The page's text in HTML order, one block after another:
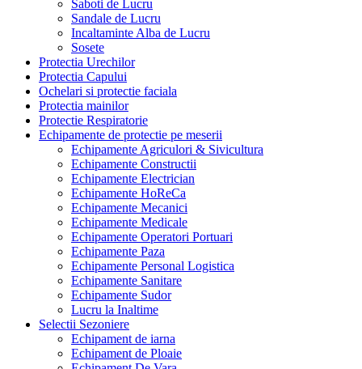
Saboti de Lucru
Sandale de Lucru
Incaltaminte Alba de Lucru
Sosete
Protectia Urechilor
Protectia Capului
Ochelari si protectie faciala
Protectia mainilor
Protectie Respiratorie
Echipamente de protectie pe meserii
Echipamente Agriculori & Sivicultura
Echipamente Constructii
Echipamente Electrician
Echipamente HoReCa
Echipamente Mecanici
Echipamente Medicale
Echipamente Operatori Portuari
Echipamente Paza
Echipamente Personal Logistica
Echipamente Sanitare
Echipamente Sudor
Lucru la Inaltime
Selectii Sezoniere
Echipament de iarna
Echipament de Ploaie